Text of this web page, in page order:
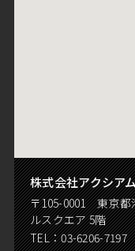
株式会社アクシア
〒105-0001 東京都
ルスクエア 5階
TEL：03-6206-7197